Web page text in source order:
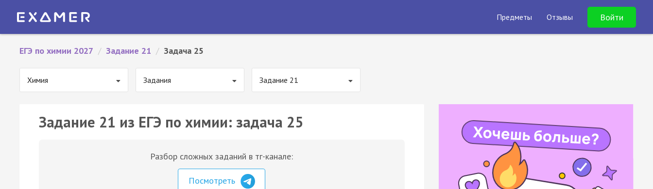
Предметы Отзывы Войти
ЕГЭ по химии 2027 / Задание 21 / Задача 25
Химия Задания Задание 21
Задание 21 из ЕГЭ по химии: задача 25
Разбор сложных заданий в тг-канале:
Посмотреть